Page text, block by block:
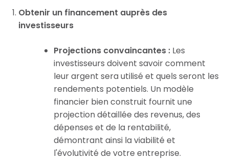
Obtenir un financement auprès des
investisseurs
Projections convaincantes :Les
investisseurs doivent savoir comment
leur argent sera utilisé et quels seront les
rendements potentiels. Un modèle
financier bien construit fournit une
projection détaillée des revenus, des
dépenses et de la rentabilité,
démontrant ainsi la viabilité et
l'évolutivité de votre entreprise.